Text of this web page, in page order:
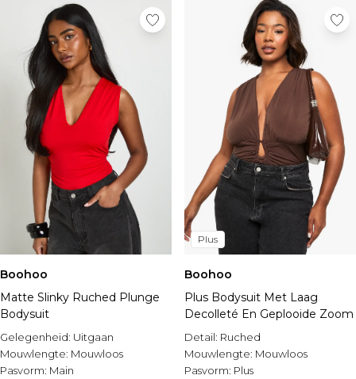
Boohoo
Matte Slinky Ruched Plunge
Bodysuit
Gelegenheid: Uitgaan
Mouwlengte: Mouwloos
Pasvorm: Main
Plus
Boohoo
Plus Bodysuit Met Laag
Decolleté En Geplooide Zoom
Detail: Ruched
Mouwlengte: Mouwloos
Pasvorm: Plus